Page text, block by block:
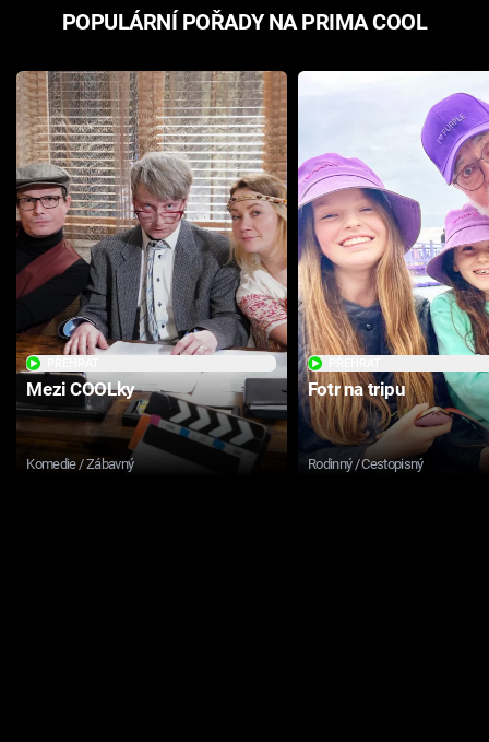
POPULÁRNÍ POŘADY NA PRIMA COOL
Mezi COOLky
Komedie / Zábavný
Fotr na tripu
Rodinný / Cestopisný